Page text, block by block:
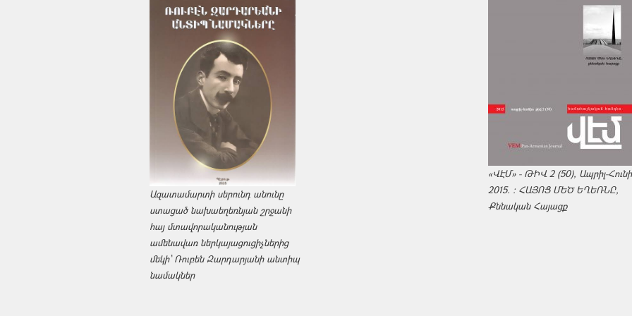
Ազատամարտի սերունդ անունը
ստացած նախաեղեռնյան շրջանի
հայ մտավորականության
ամենավառ ներկայացուցիչներից
մեկի՝ Ռուբեն Զարդարյանի անտիպ
նամակներ
«ՎԷՄ» - ԹԻՎ 2 (50), Ապրիլ-
2015. : ՀԱՅՈՑ ՄԵԾ ԵՂԵՌՆԸ,
Քննական Հայացք